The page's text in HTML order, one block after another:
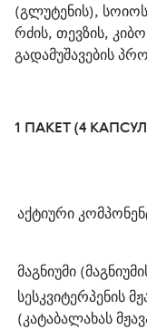
(გლუტენის),
რძის, თევზის,
გადამუშავების
1 ПАКЕТ (4
აქტიური
მაგნიუმი
სესკვიტერპენის
(კატაბალახას